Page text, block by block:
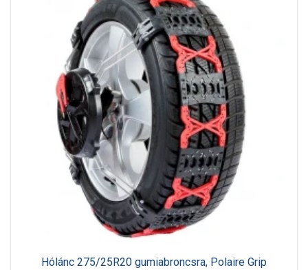
Hólánc 275/25R20 gumiabroncsra, Polaire Grip